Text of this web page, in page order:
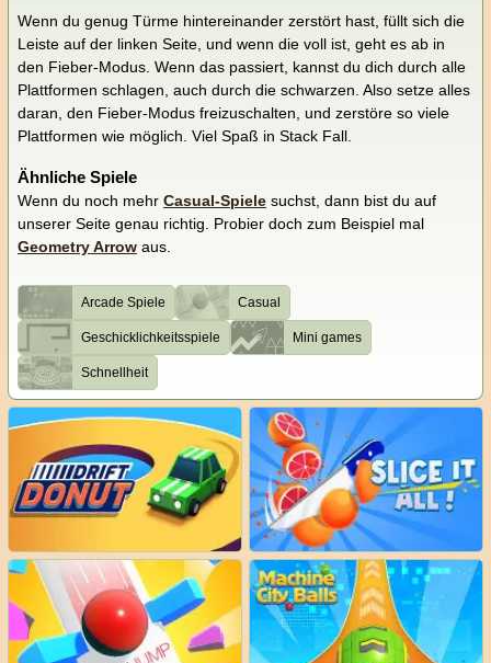
Wenn du genug Türme hintereinander zerstört hast, füllt sich die
Leiste auf der linken Seite, und wenn die voll ist, geht es ab in
den Fieber-Modus. Wenn das passiert, kannst du dich durch alle
Plattformen schlagen, auch durch die schwarzen. Also setze alles
daran, den Fieber-Modus freizuschalten, und zerstöre so viele
Plattformen wie möglich. Viel Spaß in Stack Fall.
Ähnliche Spiele
Wenn du noch mehr Casual-Spiele suchst, dann bist du auf
unserer Seite genau richtig. Probier doch zum Beispiel mal
Geometry Arrow aus.
Arcade Spiele Casual
Geschicklichkeitsspiele Mini games
Schnellheit